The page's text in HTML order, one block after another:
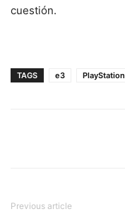
cuestión.
TAGS e3 PlayStation
Previous article